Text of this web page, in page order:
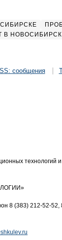
В
сообщения
технологий
8 (383) 212-52-52,